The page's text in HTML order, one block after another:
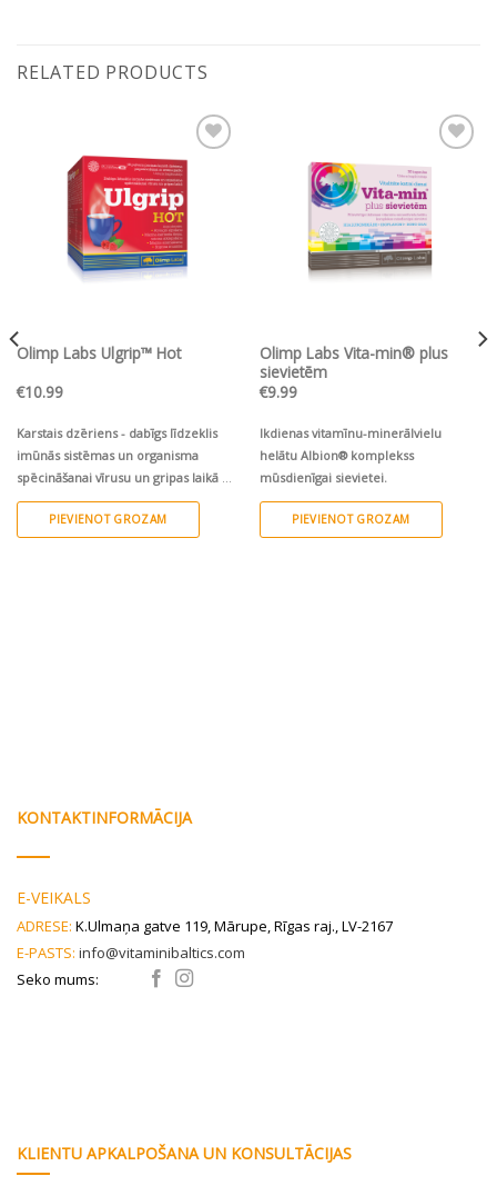
RELATED PRODUCTS
Pievienot vēlmju
sarakstam
Olimp Labs Ulgrip™ Hot
€10.99
Karstais dzēriens - dabīgs līdzeklis
imūnās sistēmas un organisma
spēcināšanai vīrusu un gripas laikā ar
aveņu garšu.
PIEVIENOT GROZAM
Pievienot vēlmju
sarakstam
Olimp Labs Vita-min® plus
sievietēm
€9.99
Ikdienas vitamīnu-minerālvielu
helātu Albion® komplekss
mūsdienīgai sievietei.
PIEVIENOT GROZAM
KONTAKTINFORMĀCIJA
E-VEIKALS
ADRESE: K.Ulmaņa gatve 119, Mārupe, Rīgas raj., LV-2167
E-PASTS: info@vitaminibaltics.com
Seko mums:
KLIENTU APKALPOŠANA UN KONSULTĀCIJAS